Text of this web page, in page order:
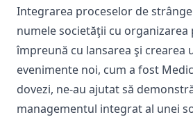
Integrarea proceselor de
numele societăţii cu
împreună cu lansarea şi crearea
evenimente noi, cum a fost
dovezi, ne-au ajutat să
managementul integrat al unei